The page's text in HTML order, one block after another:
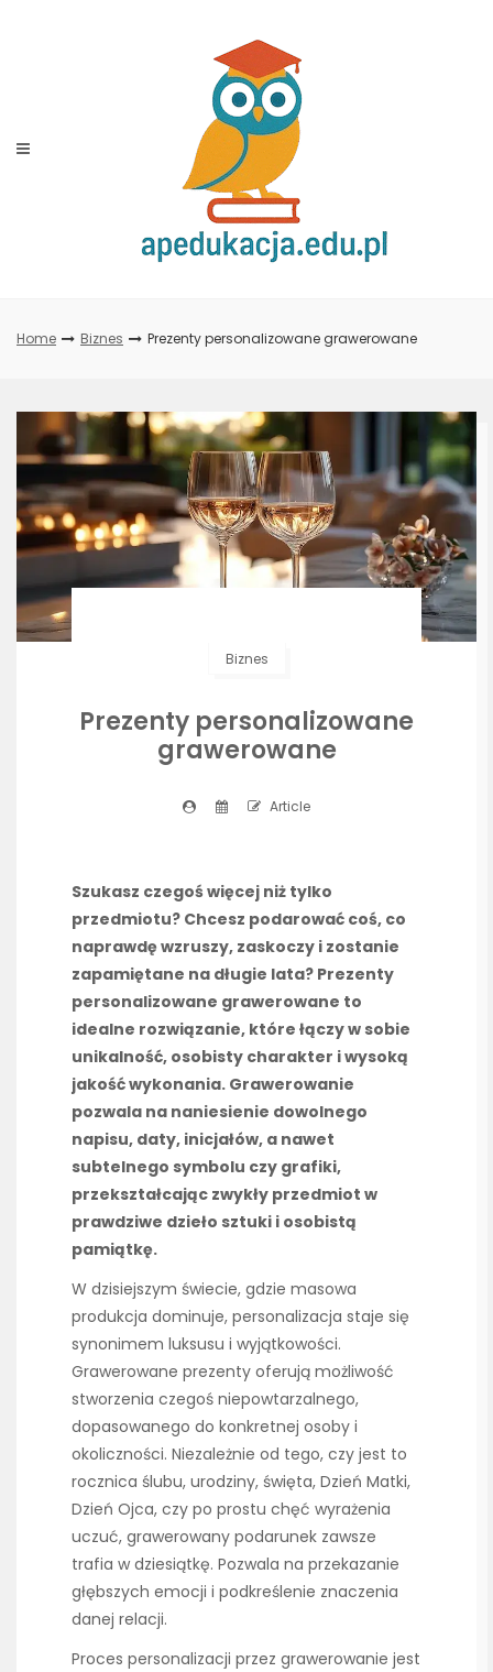
Home Biznes Prezenty personalizowane grawerowane
Biznes
Prezenty personalizowane
grawerowane
Article
Szukasz czegoś więcej niż tylko
przedmiotu? Chcesz podarować coś, co
naprawdę wzruszy, zaskoczy i zostanie
zapamiętane na długie lata? Prezenty
personalizowane grawerowane to
idealne rozwiązanie, które łączy w sobie
unikalność, osobisty charakter i wysoką
jakość wykonania. Grawerowanie
pozwala na naniesienie dowolnego
napisu, daty, inicjałów, a nawet
subtelnego symbolu czy grafiki,
przekształcając zwykły przedmiot w
prawdziwe dzieło sztuki i osobistą
pamiątkę.
W dzisiejszym świecie, gdzie masowa
produkcja dominuje, personalizacja staje się
synonimem luksusu i wyjątkowości.
Grawerowane prezenty oferują możliwość
stworzenia czegoś niepowtarzalnego,
dopasowanego do konkretnej osoby i
okoliczności. Niezależnie od tego, czy jest to
rocznica ślubu, urodziny, święta, Dzień Matki,
Dzień Ojca, czy po prostu chęć wyrażenia
uczuć, grawerowany podarunek zawsze
trafia w dziesiątkę. Pozwala na przekazanie
głębszych emocji i podkreślenie znaczenia
danej relacji.
Proces personalizacji przez grawerowanie jest